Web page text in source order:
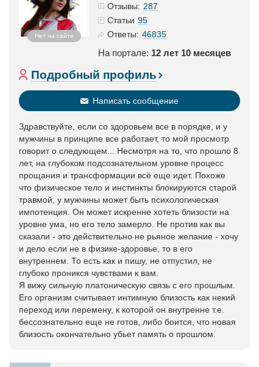
Нет на сайте
Отзывы: 287
Статьи 95
Ответы: 46835
На портале: 12 лет 10 месяцев
Подробный профиль
Написать сообщение
Здравствуйте, если со здоровьем все в порядке, и у
мужчины в принципе все работает, то мой просмотр
говорит о следующем... Несмотря на то, что прошло 8
лет, на глубоком подсознательном уровне процесс
прощания и трансформации всё еще идет. Похоже
что физическое тело и инстинкты блокируются старой
травмой, у мужчины может быть психологическая
импотенция. Он может искренне хотеть близости на
уровне ума, но его тело замерло. Не против как вы
сказали - это действительно не рьяное желание - хочу
и дело если не в физике-здоровье, то в его
внутреннем. То есть как и пишу, не отпустил, не
глубоко проникся чувствами к вам.
Я вижу сильную платоническую связь с его прошлым.
Его организм считывает интимную близость как некий
переход или перемену, к которой он внутренне т.е.
бессознательно еще не готов, либо боится, что новая
близость окончательно убьет память о прошлом.